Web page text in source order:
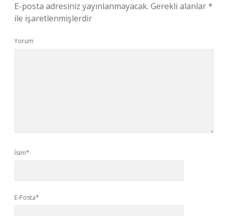
E-posta adresiniz yayınlanmayacak. Gerekli alanlar*
ile işaretlenmişlerdir
Yorum
İsim*
E-Posta*